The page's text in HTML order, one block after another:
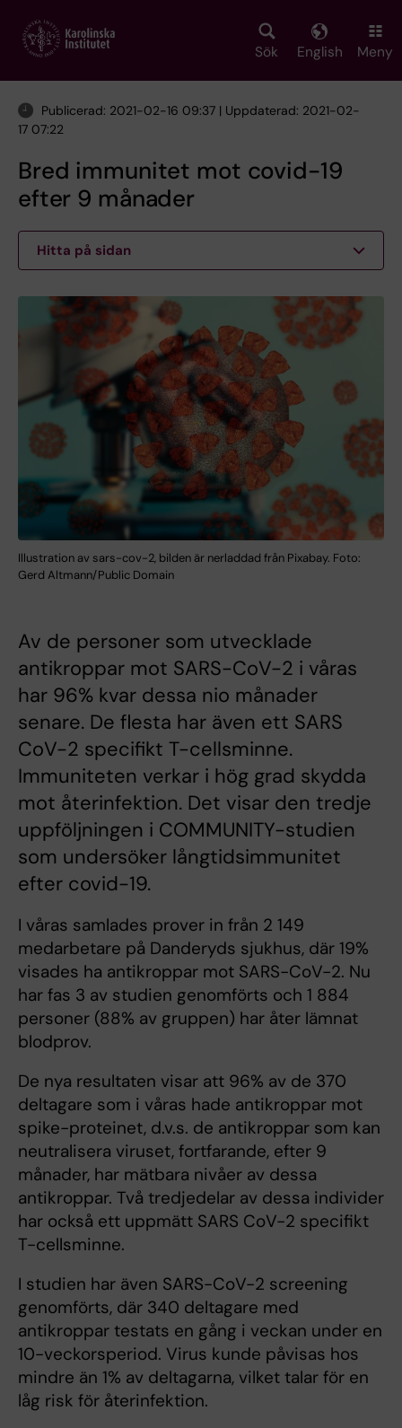
main
Sök English Meny
Publicerad: 2021-02-16 09:37 | Uppdaterad: 2021-02-
17 07:22
Bred immunitet mot covid-19
efter 9 månader
Hitta på sidan
Illustration av sars-cov-2, bilden är nerladdad från Pixabay. Foto:
Gerd Altmann/Public Domain
Av de personer som utvecklade
antikroppar mot SARS-CoV-2 i våras
har 96% kvar dessa nio månader
senare. De flesta har även ett SARS
CoV-2 specifikt T-cellsminne.
Immuniteten verkar i hög grad skydda
mot återinfektion. Det visar den tredje
uppföljningen i COMMUNITY-studien
som undersöker långtidsimmunitet
efter covid-19.
I våras samlades prover in från 2 149
medarbetare på Danderyds sjukhus, där 19%
visades ha antikroppar mot SARS-CoV-2. Nu
har fas 3 av studien genomförts och 1 884
personer (88% av gruppen) har åter lämnat
blodprov.
De nya resultaten visar att 96% av de 370
deltagare som i våras hade antikroppar mot
spike-proteinet, d.v.s. de antikroppar som kan
neutralisera viruset, fortfarande, efter 9
månader, har mätbara nivåer av dessa
antikroppar. Två tredjedelar av dessa individer
har också ett uppmätt SARS CoV-2 specifikt
T-cellsminne.
I studien har även SARS-CoV-2 screening
genomförts, där 340 deltagare med
antikroppar testats en gång i veckan under en
10-veckorsperiod. Virus kunde påvisas hos
mindre än 1% av deltagarna, vilket talar för en
låg risk för återinfektion.